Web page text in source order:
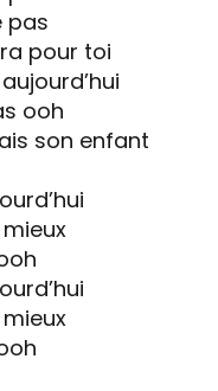
pas
pour toi
ooh
son enfant